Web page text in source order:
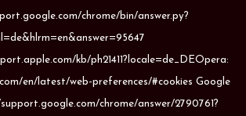
chrome/bin/answer.py?
kb/ph21411?locale=de_DEOpera:
en/latest/web-preferences/#cookies Google
chrome/answer/2790761?